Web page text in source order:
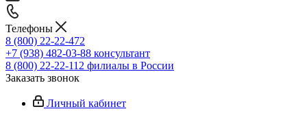
Телефоны
8 (800) 22-22-472
+7 (938) 482-03-88 консультант
8 (800) 22-22-112 филиалы в России
Заказать звонок
Личный кабинет